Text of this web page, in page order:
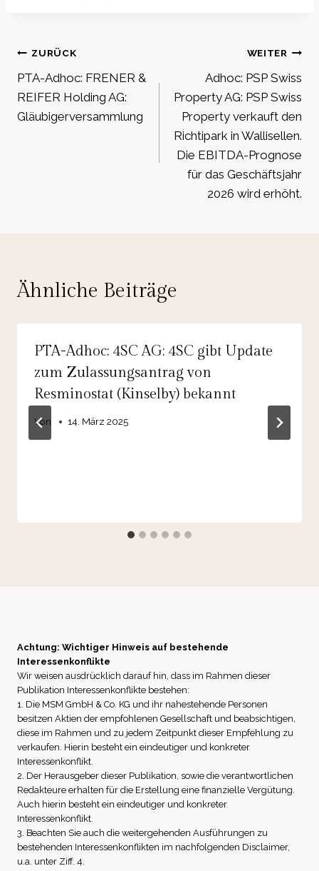
Beitragsnavigation
ZURÜCK
PTA-Adhoc: FRENER &
REIFER Holding AG:
Gläubigerversammlung
WEITER
Adhoc: PSP Swiss
Property AG: PSP Swiss
Property verkauft den
Richtipark in Wallisellen.
Die EBITDA-Prognose
für das Geschäftsjahr
2026 wird erhöht.
Ähnliche Beiträge
PTA-Adhoc: 4SC AG: 4SC gibt Update
zum Zulassungsantrag von
Resminostat (Kinselby) bekannt
Von 14. März 2025
Achtung: Wichtiger Hinweis auf bestehende
Interessenkonflikte
Wir weisen ausdrücklich darauf hin, dass im Rahmen dieser
Publikation Interessenkonflikte bestehen:
1. Die MSM GmbH & Co. KG und ihr nahestehende Personen
besitzen Aktien der empfohlenen Gesellschaft und beabsichtigen,
diese im Rahmen und zu jedem Zeitpunkt dieser Empfehlung zu
verkaufen. Hierin besteht ein eindeutiger und konkreter
Interessenkonflikt.
2. Der Herausgeber dieser Publikation, sowie die verantwortlichen
Redakteure erhalten für die Erstellung eine finanzielle Vergütung.
Auch hierin besteht ein eindeutiger und konkreter
Interessenkonflikt.
3. Beachten Sie auch die weitergehenden Ausführungen zu
bestehenden Interessenkonflikten im nachfolgenden Disclaimer,
u.a. unter Ziff. 4.